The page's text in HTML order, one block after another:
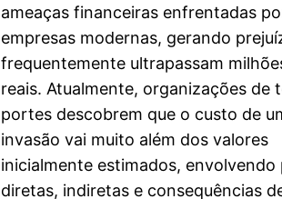
ameaças financeiras enfrentadas
empresas modernas, gerando
frequentemente ultrapassam
reais. Atualmente, organizações de
portes descobrem que o custo de
invasão vai muito além dos valores
inicialmente estimados, envolvendo
diretas, indiretas e consequências